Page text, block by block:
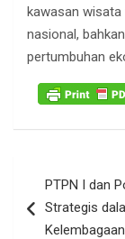
kawasan
nasional,
pertumbuhan
posPTPN I dan
Strategis
Kelembagaan